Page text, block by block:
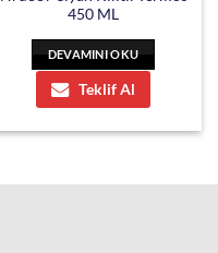
450 ML
DEVAMINI OKU
Teklif Al